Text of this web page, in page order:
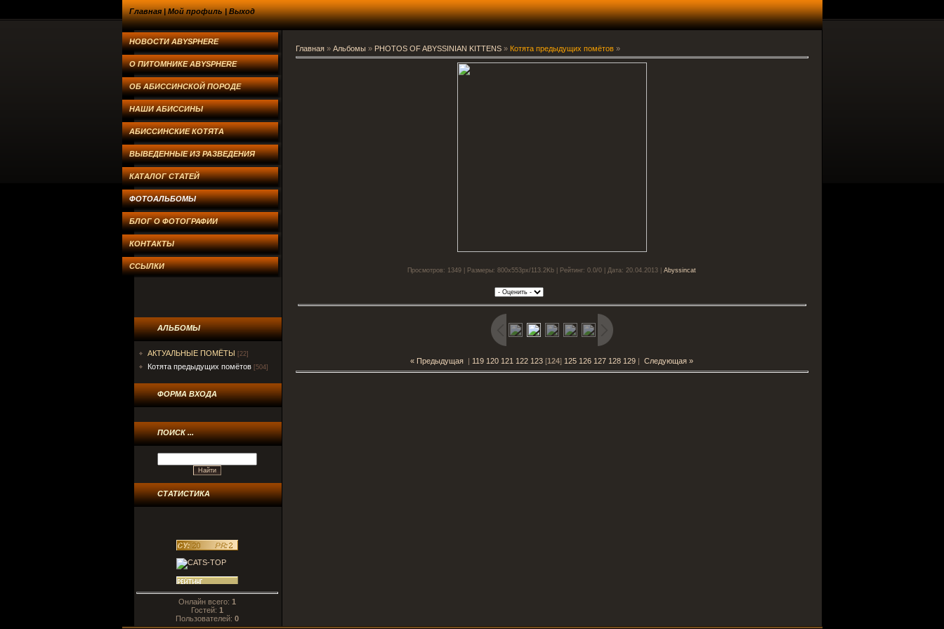
Главная|Мой профиль|Выход
НОВОСТИ ABYSPHERE
О ПИТОМНИКЕ ABYSPHERE
ОБ АБИССИНСКОЙ ПОРОДЕ
НАШИ АБИССИНЫ
АБИССИНСКИЕ КОТЯТА
ВЫВЕДЕННЫЕ ИЗ РАЗВЕДЕНИЯ
КАТАЛОГ СТАТЕЙ
ФОТОАЛЬБОМЫ
БЛОГ О ФОТОГРАФИИ
КОНТАКТЫ
ССЫЛКИ
АЛЬБОМЫ
АКТУАЛЬНЫЕ ПОМЁТЫ [22]
Котята предыдущих помётов [504]
ФОРМА ВХОДА
ПОИСК ...
СТАТИСТИКА
Онлайн всего: 1
Гостей: 1
Пользователей: 0
Главная» Альбомы» PHOTOS OF ABYSSINIAN KITTENS» Котята предыдущих помётов»
Просмотров: 1349 | Размеры: 800x553px/113.2Kb | Рейтинг: 0.0/0 | Дата: 20.04.2013 | Abyssincat
« Предыдущая | 119 120 121 122 123 [124] 125 126 127 128 129 | Следующая »